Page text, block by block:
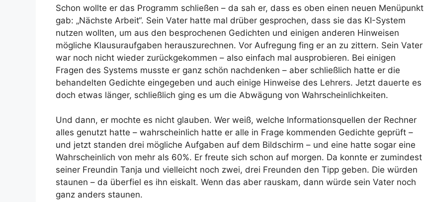
Schon wollte er das Programm schließen – da sah er, dass es oben einen neuen Menüpunkt
gab: „Nächste Arbeit“. Sein Vater hatte mal drüber gesprochen, dass sie das KI-System
nutzen wollten, um aus den besprochenen Gedichten und einigen anderen Hinweisen
mögliche Klausuraufgaben herauszurechnen. Vor Aufregung fing er an zu zittern. Sein Vater
war noch nicht wieder zurückgekommen – also einfach mal ausprobieren. Bei einigen
Fragen des Systems musste er ganz schön nachdenken – aber schließlich hatte er die
behandelten Gedichte eingegeben und auch einige Hinweise des Lehrers. Jetzt dauerte es
doch etwas länger, schließlich ging es um die Abwägung von Wahrscheinlichkeiten.
Und dann, er mochte es nicht glauben. Wer weiß, welche Informationsquellen der Rechner
alles genutzt hatte – wahrscheinlich hatte er alle in Frage kommenden Gedichte geprüft –
und jetzt standen drei mögliche Aufgaben auf dem Bildschirm – und eine hatte sogar eine
Wahrscheinlich von mehr als 60%. Er freute sich schon auf morgen. Da konnte er zumindest
seiner Freundin Tanja und vielleicht noch zwei, drei Freunden den Tipp geben. Die würden
staunen – da überfiel es ihn eiskalt. Wenn das aber rauskam, dann würde sein Vater noch
ganz anders staunen.